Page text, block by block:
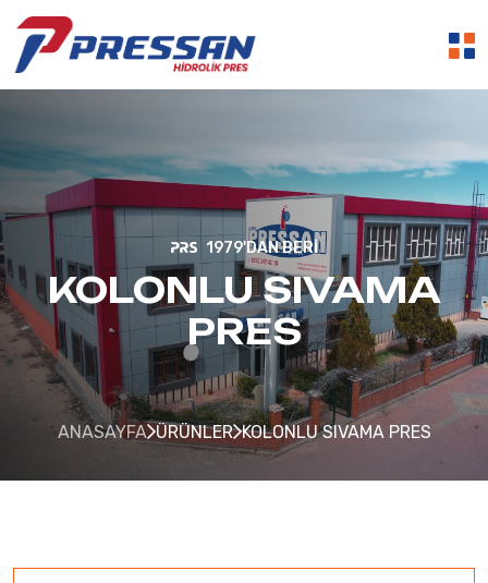
1979'DAN BERI
KOLONLU SIVAMA
PRES
ANASAYFA ÜRÜNLER KOLONLU SIVAMA PRES